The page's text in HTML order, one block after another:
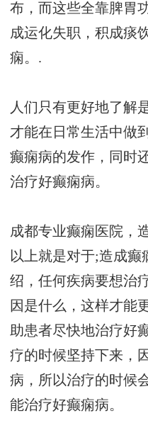
布，而这些全靠脾胃
成运化失职，积成痰
痫。.
人们只有更好地了解
才能在日常生活中做
癫痫病的发作，同时
治疗好癫痫病。
成都专业癫痫医院，
以上就是对于;造成癫
绍，任何疾病要想治
因是什么，这样才能
助患者尽快地治疗好
疗的时候坚持下来，
病，所以治疗的时候
能治疗好癫痫病。